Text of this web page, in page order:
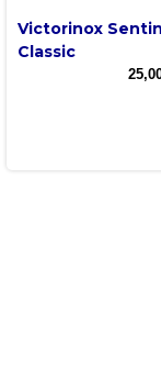
Victorinox
Classic